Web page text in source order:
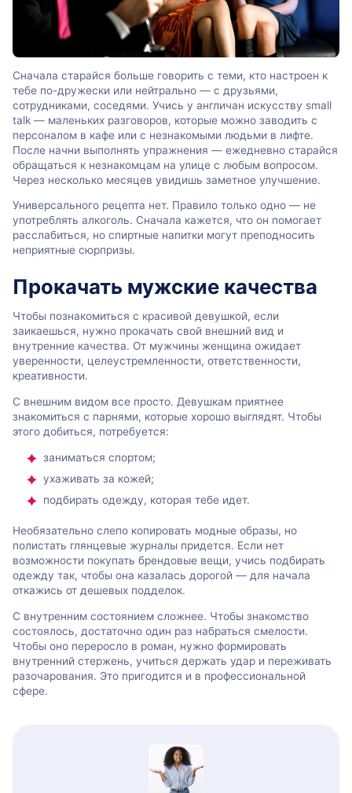
Сначала старайся больше говорить с теми, кто настроен к
тебе по-дружески или нейтрально — с друзьями,
сотрудниками, соседями. Учись у англичан искусству small
talk — маленьких разговоров, которые можно заводить с
персоналом в кафе или с незнакомыми людьми в лифте.
После начни выполнять упражнения — ежедневно старайся
обращаться к незнакомцам на улице с любым вопросом.
Через несколько месяцев увидишь заметное улучшение.
Универсального рецепта нет. Правило только одно — не
употреблять алкоголь. Сначала кажется, что он помогает
расслабиться, но спиртные напитки могут преподносить
неприятные сюрпризы.
Прокачать мужские качества
Чтобы познакомиться с красивой девушкой, если
заикаешься, нужно прокачать свой внешний вид и
внутренние качества. От мужчины женщина ожидает
уверенности, целеустремленности, ответственности,
креативности.
С внешним видом все просто. Девушкам приятнее
знакомиться с парнями, которые хорошо выглядят. Чтобы
этого добиться, потребуется:
заниматься спортом;
ухаживать за кожей;
подбирать одежду, которая тебе идет.
Необязательно слепо копировать модные образы, но
полистать глянцевые журналы придется. Если нет
возможности покупать брендовые вещи, учись подбирать
одежду так, чтобы она казалась дорогой — для начала
откажись от дешевых подделок.
С внутренним состоянием сложнее. Чтобы знакомство
состоялось, достаточно один раз набраться смелости.
Чтобы оно переросло в роман, нужно формировать
внутренний стержень, учиться держать удар и переживать
разочарования. Это пригодится и в профессиональной
сфере.